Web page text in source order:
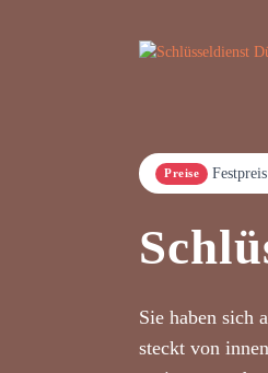
Preise
Sie haben sich
steckt von